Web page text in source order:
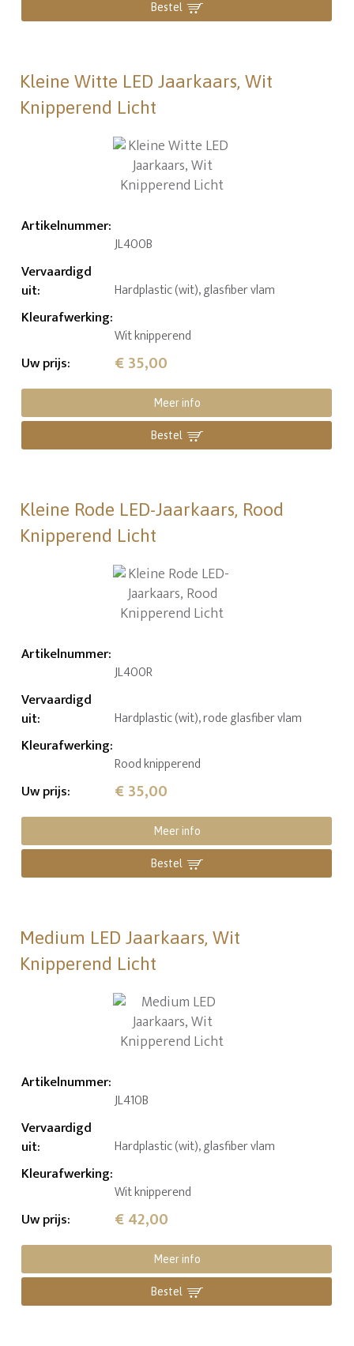
Bestel
Kleine Witte LED Jaarkaars, Wit
Knipperend Licht
Artikelnummer:
JL400B
Vervaardigd
uit: Hardplastic (wit), glasfiber vlam
Kleurafwerking:
Wit knipperend
Uw prijs: € 35,00
Meer info
Bestel
Kleine Rode LED-Jaarkaars, Rood
Knipperend Licht
Artikelnummer:
JL400R
Vervaardigd
uit: Hardplastic (wit), rode glasfiber vlam
Kleurafwerking:
Rood knipperend
Uw prijs: € 35,00
Meer info
Bestel
Medium LED Jaarkaars, Wit
Knipperend Licht
Artikelnummer:
JL410B
Vervaardigd
uit: Hardplastic (wit), glasfiber vlam
Kleurafwerking:
Wit knipperend
Uw prijs: € 42,00
Meer info
Bestel